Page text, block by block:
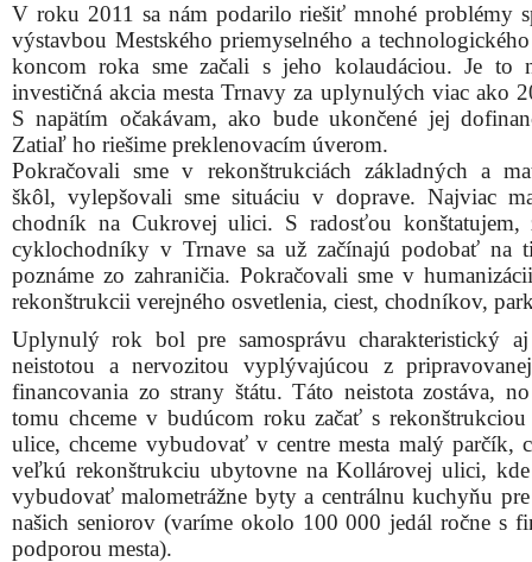
V roku 2011 sa nám podarilo riešiť mnohé problémy
výstavbou Mestského priemyselného a
koncom roka sme začali s jeho kolaudáciou. Je to
investičná akcia mesta Trnavy za uplynulých viac ako
S napätím očakávam, ako bude ukončené jej
Zatiaľ ho riešime preklenovacím úverom.
Pokračovali sme v rekonštrukciách základných a
škôl, vylepšovali sme situáciu v doprave. Najviac
chodník na Cukrovej ulici. S radosťou konštatujem,
cyklochodníky v Trnave sa už začínajú podobať na
poznáme zo zahraničia. Pokračovali sme v
rekonštrukcii verejného osvetlenia, ciest, chodníkov,
Uplynulý rok bol pre samosprávu charakteristický
neistotou a nervozitou vyplývajúcou z
financovania zo strany štátu. Táto neistota zostáva,
tomu chceme v budúcom roku začať s
ulice, chceme vybudovať v centre mesta malý parčík,
veľkú rekonštrukciu ubytovne na Kollárovej ulici, kde
vybudovať malometrážne byty a centrálnu kuchyňu
našich seniorov (varíme okolo 100 000 jedál ročne s
podporou mesta).